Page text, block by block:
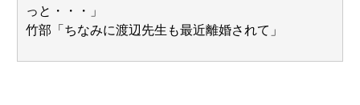
っと・・・」
竹部「ちなみに渡辺先生も最近離婚されて」